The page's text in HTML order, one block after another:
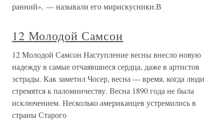
ранний», — называли его мирискусники.В
12 Молодой Самсон
12 Молодой Самсон Наступление весны внесло новую
надежду в самые отчаявшиеся сердца, даже в артистов
эстрады. Как заметил Чосер, весна — время, когда люди
стремятся к паломничеству. Весна 1890 года не была
исключением. Несколько американцев устремились в
страны Старого